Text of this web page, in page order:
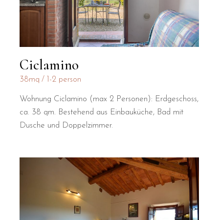
Ciclamino
38mq 1-2 person
Wohnung Ciclamino (max 2 Personen): Erdgeschoss,
ca. 38 qm. Bestehend aus Einbauküche, Bad mit
Dusche und Doppelzimmer.